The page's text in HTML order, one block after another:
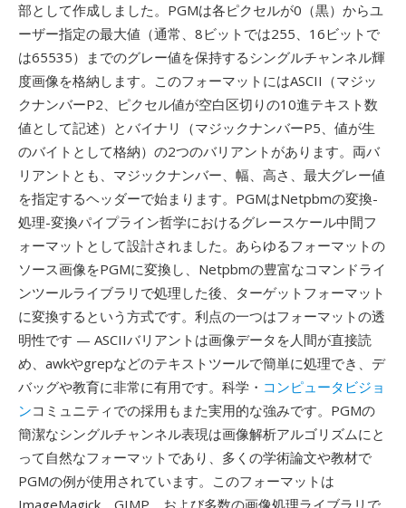
部として作成しました。PGMは各ピクセルが0（黒）からユ
ーザー指定の最大値（通常、8ビットでは255、16ビットで
は65535）までのグレー値を保持するシングルチャンネル輝
度画像を格納します。このフォーマットにはASCII（マジッ
クナンバーP2、ピクセル値が空白区切りの10進テキスト数
値として記述）とバイナリ（マジックナンバーP5、値が生
のバイトとして格納）の2つのバリアントがあります。両バ
リアントとも、マジックナンバー、幅、高さ、最大グレー値
を指定するヘッダーで始まります。PGMはNetpbmの変換-
処理-変換パイプライン哲学におけるグレースケール中間フ
ォーマットとして設計されました。あらゆるフォーマットの
ソース画像をPGMに変換し、Netpbmの豊富なコマンドライ
ンツールライブラリで処理した後、ターゲットフォーマット
に変換するという方式です。利点の一つはフォーマットの透
明性です — ASCIIバリアントは画像データを人間が直接読
め、awkやgrepなどのテキストツールで簡単に処理でき、デ
バッグや教育に非常に有用です。科学・ コンピュータビジョ
ンコミュニティでの採用もまた実用的な強みです。PGMの
簡潔なシングルチャンネル表現は画像解析アルゴリズムにと
って自然なフォーマットであり、多くの学術論文や教材で
PGMの例が使用されています。このフォーマットは
ImageMagick、GIMP、および多数の画像処理ライブラリで